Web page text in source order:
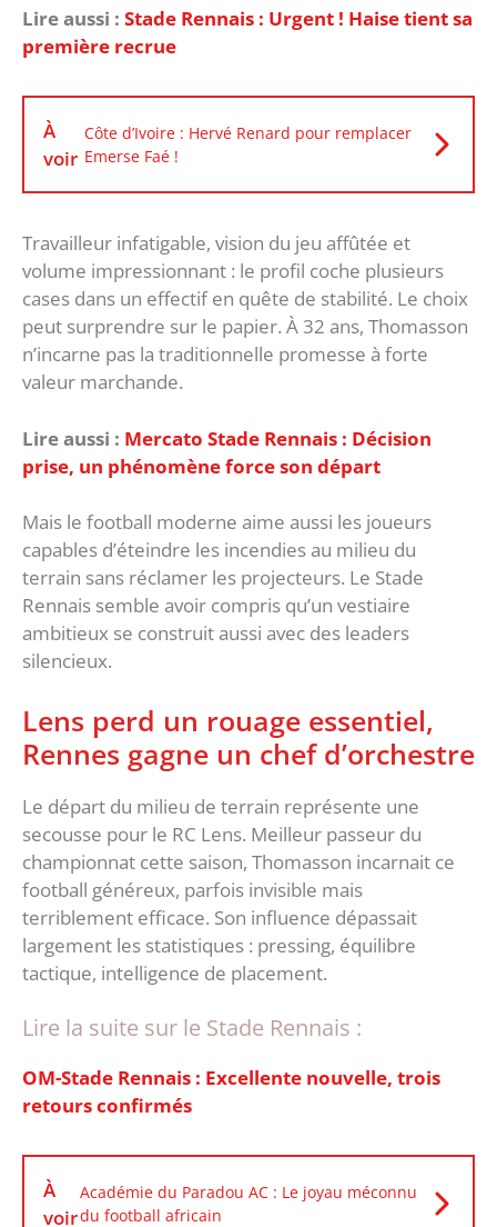
Lire aussi : Stade Rennais : Urgent ! Haise tient sa
première recrue
À
voir
Côte d’Ivoire : Hervé Renard pour remplacer
Emerse Faé !
Travailleur infatigable, vision du jeu affûtée et
volume impressionnant : le profil coche plusieurs
cases dans un effectif en quête de stabilité. ‎Le choix
peut surprendre sur le papier. À 32 ans, Thomasson
n’incarne pas la traditionnelle promesse à forte
valeur marchande.
Lire aussi : Mercato Stade Rennais : Décision
prise, un phénomène force son départ
Mais le football moderne aime aussi les joueurs
capables d’éteindre les incendies au milieu du
terrain sans réclamer les projecteurs. Le Stade
Rennais semble avoir compris qu’un vestiaire
ambitieux se construit aussi avec des leaders
silencieux.
‎Lens perd un rouage essentiel,
Rennes gagne un chef d’orchestre
‎Le départ du milieu de terrain représente une
secousse pour le RC Lens. Meilleur passeur du
championnat cette saison, Thomasson incarnait ce
football généreux, parfois invisible mais
terriblement efficace. Son influence dépassait
largement les statistiques : pressing, équilibre
tactique, intelligence de placement.
Lire la suite sur le Stade Rennais :
OM-Stade Rennais : Excellente nouvelle, trois
retours confirmés
À
voir
Académie du Paradou AC : Le joyau méconnu
du football africain